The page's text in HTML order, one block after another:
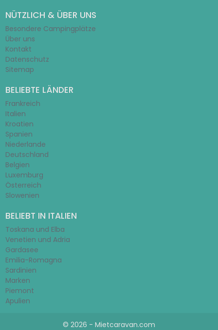
NÜTZLICH & ÜBER UNS
Besondere Campingplätze
Über uns
Kontakt
Datenschutz
Sitemap
BELIEBTE LÄNDER
Frankreich
Italien
Kroatien
Spanien
Niederlande
Deutschland
Belgien
Luxemburg
Österreich
Slowenien
BELIEBT IN ITALIEN
Toskana und Elba
Venetien und Adria
Gardasee
Emilia-Romagna
Sardinien
Marken
Piemont
Apulien
© 2026 - Mietcaravan.com